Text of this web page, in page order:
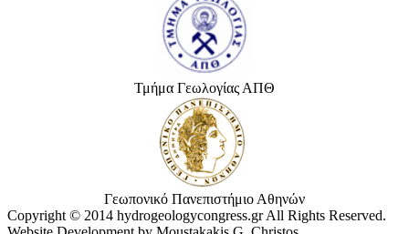
Τμήμα Γεωλογίας ΑΠΘ
Γεωπονικό Πανεπιστήμιο Αθηνών
Copyright © 2014 hydrogeologycongress.gr All Rights Reserved.